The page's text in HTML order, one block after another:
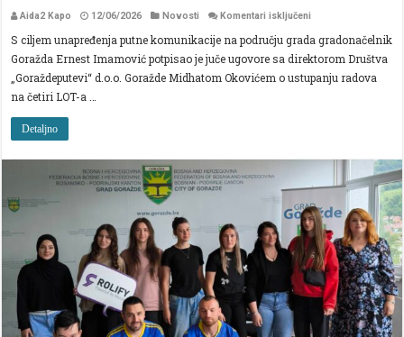
Aida2 Kapo 12/06/2026 Novosti Komentari isključeni
LOKALNIH
PUTEVA
U
GORAŽDU:
IZDVOJENO
S ciljem unapređenja putne komunikacije na području grada gradonačelnik
Goražda Ernest Imamović potpisao je juče ugovore sa direktorom Društva
„Goraždeputevi“ d.o.o. Goražde Midhatom Okovićem o ustupanju radova
na četiri LOT-a …
Detaljno